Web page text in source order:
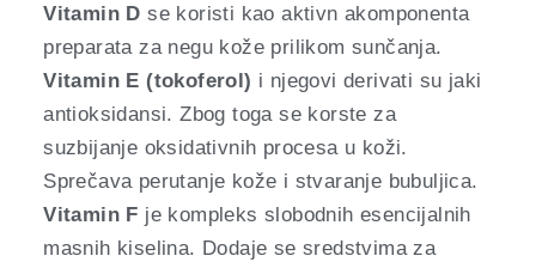
Vitamin D se koristi kao aktivn akomponenta
preparata za negu kože prilikom sunčanja.
Vitamin E (tokoferol) i njegovi derivati su jaki
antioksidansi. Zbog toga se korste za
suzbijanje oksidativnih procesa u koži.
Sprečava perutanje kože i stvaranje bubuljica.
Vitamin F je kompleks slobodnih esencijalnih
masnih kiselina. Dodaje se sredstvima za